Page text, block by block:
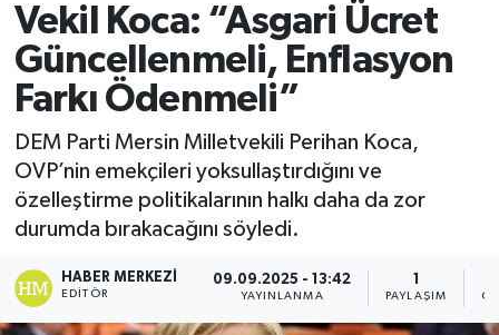
Vekil Koca: “Asgari Ücret
Güncellenmeli, Enflasyon
Farkı Ödenmeli”
DEM Parti Mersin Milletvekili Perihan Koca,
OVP’nin emekçileri yoksullaştırdığını ve
özelleştirme politikalarının halkı daha da zor
durumda bırakacağını söyledi.
HABER MERKEZI
EDITÖR
09.09.2025 - 13:42
YAYINLANMA PAYLAŞIM
Haber Arşivi